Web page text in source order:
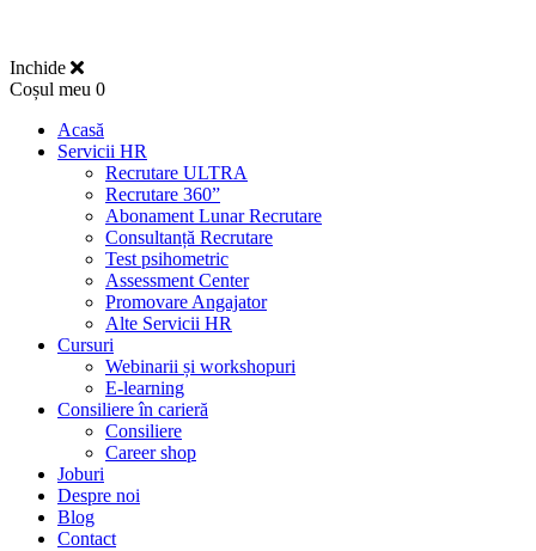
Inchide
Coșul meu 0
Acasă
Servicii HR
Recrutare ULTRA
Recrutare 360”
Abonament Lunar Recrutare
Consultanță Recrutare
Test psihometric
Assessment Center
Promovare Angajator
Alte Servicii HR
Cursuri
Webinarii și workshopuri
E-learning
Consiliere în carieră
Consiliere
Career shop
Joburi
Despre noi
Blog
Contact